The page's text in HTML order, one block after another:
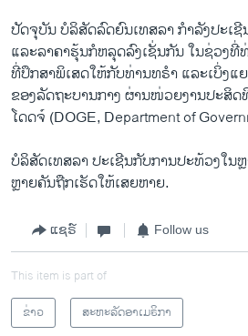
ປັດຈຸບັນ ບໍລິສັດລົດຍົນເທສລາ ກຳລັງປະເ
ແລະລາຄາຮຸ້ນກໍຫລຸດລົງເຊັ່ນກັນ ໃນຊ່ວງທີ່
ທີ່ປຶກສາພິເສດໃຫ້ກັບທ່ານທຣຳ ແລະເບິ່ງ
ຂອງລັດຖະບານກາງ ຜ່ານໜ່ວຍງານປະສິ
ໂດດຈ໌ (DOGE, Department of
ບໍລິສັດເທສລາ ປະເຊີນກັບການປະທ້ວງໃນ
ຫຼາຍຄັນຖືກເຮັດໃຫ້ເສຍຫາຍ.
ແຊຣ໌ Follow us
This item is part of
ຂ່າວ
ສະຫະລັດອາເມຣິກາ